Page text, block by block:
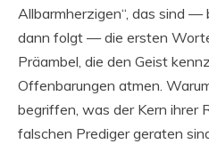
Allbarmherzigen“, das sind —
dann folgt — die ersten
Präambel, die den Geist
Offenbarungen atmen.
begriffen, was der Kern ihrer
falschen Prediger geraten